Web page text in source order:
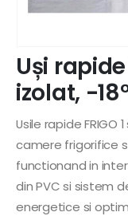
Uși rapide
izolat, -
Usile rapide
camere frigorifice
functionand in
din PVC si sistem
energetice si